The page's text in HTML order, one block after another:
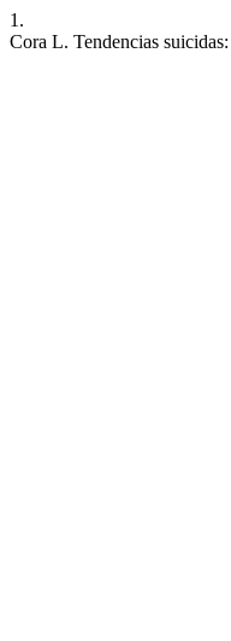
1.
Cora L. Tendencias